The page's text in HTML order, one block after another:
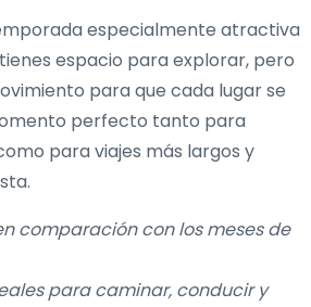
especialmente atractiva
espacio para explorar, pero
para que cada lugar se
perfecto tanto para
para viajes más largos y
comparación con los meses de
para caminar, conducir y